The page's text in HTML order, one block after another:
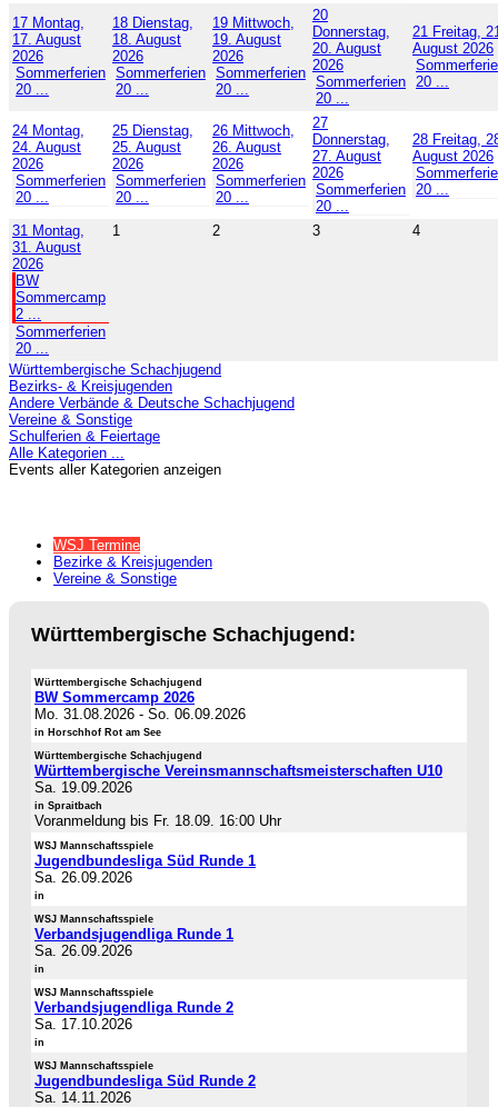
17 Montag,
17. August
2026
Sommerferien
20 ...
18 Dienstag,
18. August
2026
Sommerferien
20 ...
19 Mittwoch,
19. August
2026
Sommerferien
20 ...
20
Donnerstag,
20. August
2026
Sommerferien
20 ...
21 Freitag,
August 2026
20 ...
24 Montag,
24. August
2026
Sommerferien
20 ...
25 Dienstag,
25. August
2026
Sommerferien
20 ...
26 Mittwoch,
26. August
2026
Sommerferien
20 ...
27
Donnerstag,
27. August
2026
Sommerferien
20 ...
28 Freitag,
August 2026
20 ...
31 Montag,
31. August
2026
BW
Sommercamp
2 ...
Sommerferien
20 ...
1 2 3 4
Württembergische Schachjugend
Bezirks- & Kreisjugenden
Andere Verbände & Deutsche Schachjugend
Vereine & Sonstige
Schulferien & Feiertage
Alle Kategorien ...
Events aller Kategorien anzeigen
WSJ Termine
Bezirke & Kreisjugenden
Vereine & Sonstige
Württembergische Schachjugend:
Württembergische Schachjugend
BW Sommercamp 2026
Mo. 31.08.2026 - So. 06.09.2026
in Horschhof Rot am See
Württembergische Schachjugend
Württembergische Vereinsmannschaftsmeisterschaften U10
Sa. 19.09.2026
in Spraitbach
Voranmeldung bis Fr. 18.09. 16:00 Uhr
WSJ Mannschaftsspiele
Jugendbundesliga Süd Runde 1
Sa. 26.09.2026
in
WSJ Mannschaftsspiele
Verbandsjugendliga Runde 1
Sa. 26.09.2026
in
WSJ Mannschaftsspiele
Verbandsjugendliga Runde 2
Sa. 17.10.2026
in
WSJ Mannschaftsspiele
Jugendbundesliga Süd Runde 2
Sa. 14.11.2026